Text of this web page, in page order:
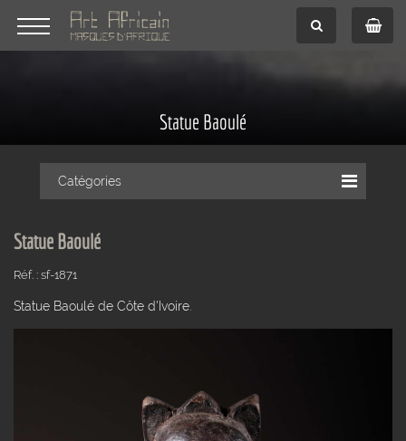
Statue Baoulé
Catégories
Statue Baoulé
Réf. : sf-1871
Statue Baoulé de Côte d'Ivoire.